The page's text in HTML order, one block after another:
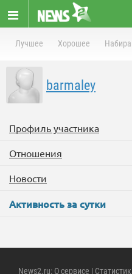
Лучшее Хорошее
barmaley
Профиль участника
Отношения
Новости
Активность за сутки
News2.ru: О сервисе |